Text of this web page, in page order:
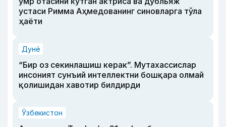
устаси Римма Аҳмедованинг синовларга тўла
ҳаёти
Дунё
“Бир оз секинлашиш керак”. Мутахассислар
инсоният сунъий интеллектни бошқара олмай
қолишидан хавотир билдирди
Ўзбекистон